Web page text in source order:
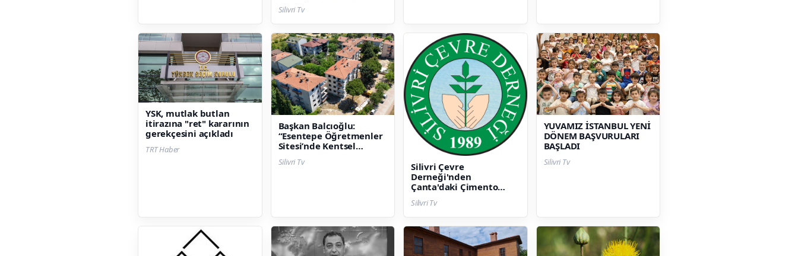
Silivri Tv
YSK, mutlak butlan
itirazına "ret" kararının
gerekçesini açıkladı
TRT Haber
Başkan Balcıoğlu:
“Esentepe Öğretmenler
Sitesi’nde Kentsel
Dönüşüm Başlıyor”
Silivri Tv
Silivri Çevre
Derneği'nden
Çanta'daki Çimento
Fabrikası ve Beton
Santrali Projesine Tepki
Silivri Tv
YUVAMIZ İSTANBUL YENİ
DÖNEM BAŞVURULARI
BAŞLADI
Silivri Tv